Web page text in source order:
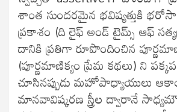
శాంత సుందరమైన భవిష్యత్తుకి
ప్రకాశం (ది లైఫ్ అండ్ టైమ్స్ ఆఫ్
దానికి ప్రతిగా రూపొందించిన
(పూర్ణమాణిక్యం ప్రేమ కథలు) ని
చూసినప్పుడు మహోపాధ్యాయులు
మానవావిష్కరణ స్త్రీల ద్వారానే